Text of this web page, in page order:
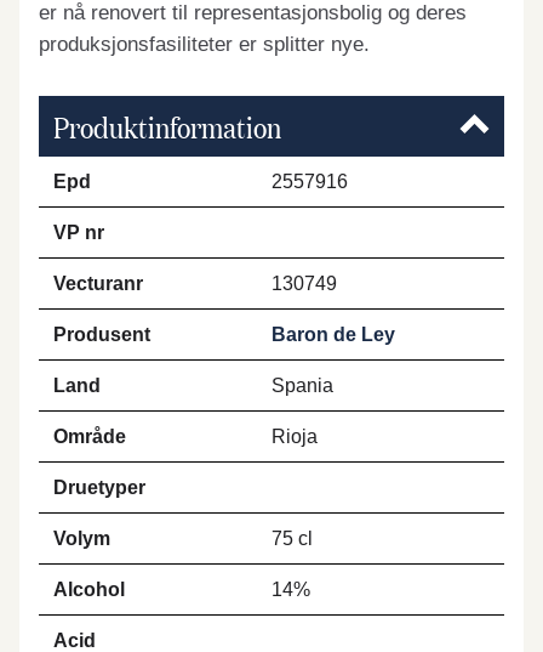
er nå renovert til representasjonsbolig og deres
produksjonsfasiliteter er splitter nye.
Produktinformation
Epd 2557916
VP nr
Vecturanr 130749
Produsent Baron de Ley
Land Spania
Område Rioja
Druetyper
Volym 75 cl
Alcohol 14%
Acid